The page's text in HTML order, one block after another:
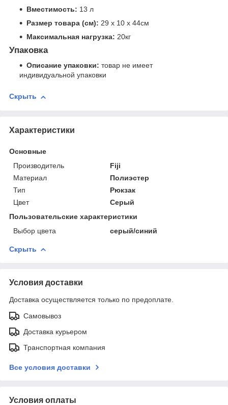
Вместимость: 13 л
Размер товара (см): 29 х 10 х 44см
Максимальная нагрузка: 20кг
Упаковка
Описание упаковки: товар не имеет
индивидуальной упаковки
Скрыть
Характеристики
Основные
Производитель
Fiji
Материал
Полиэстер
Тип
Рюкзак
Цвет
Серый
Пользовательские характеристики
Выбор цвета
серый/синий
Скрыть
Условия доставки
Доставка осуществляется только по предоплате.
Самовывоз
Доставка курьером
Транспортная компания
Все условия доставки
Условия оплаты